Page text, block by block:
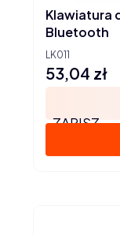
LK011
Klawiatura
Bluetooth
Cena
53,04 zł
ZAPISZ